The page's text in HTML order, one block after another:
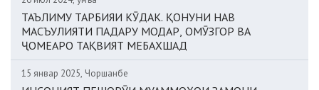
ТАЪЛИМУ ТАРБИЯИ КӮДАК. ҚОНУНИ НАВ
МАСЪУЛИЯТИ ПАДАРУ МОДАР, ОМӮЗГОР ВА
ҶОМЕАРО ТАҚВИЯТ МЕБАХШАД
15 январ 2025, Чоршанбе